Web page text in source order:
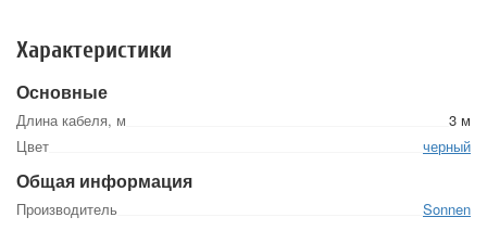
Характеристики
Основные
Длина кабеля, м
3 м
Цвет
черный
Общая информация
Производитель Sonnen